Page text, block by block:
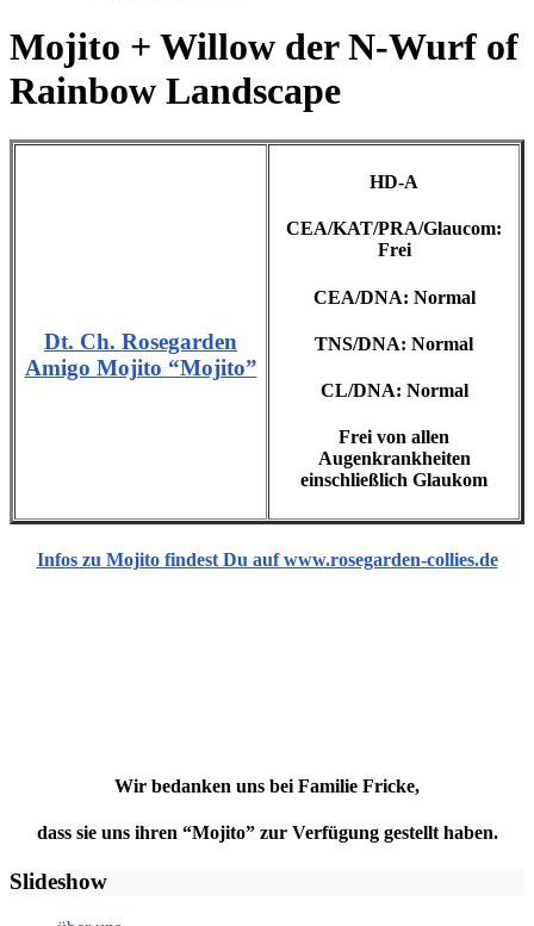
Mojito + Willow der N-Wurf of
Rainbow Landscape
Dt. Ch. Rosegarden
Amigo Mojito “Mojito”
HD-A
CEA/KAT/PRA/Glaucom:
Frei
CEA/DNA: Normal
TNS/DNA: Normal
CL/DNA: Normal
Frei von allen
Augenkrankheiten
einschließlich Glaukom
Infos zu Mojito findest Du auf www.rosegarden-collies.de
Wir bedanken uns bei Familie Fricke,
dass sie uns ihren “Mojito” zur Verfügung gestellt haben.
Slideshow